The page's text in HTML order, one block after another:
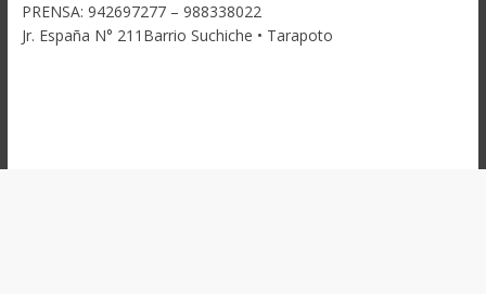
PRENSA: 942697277 – 988338022
Jr. España N° 211Barrio Suchiche • Tarapoto